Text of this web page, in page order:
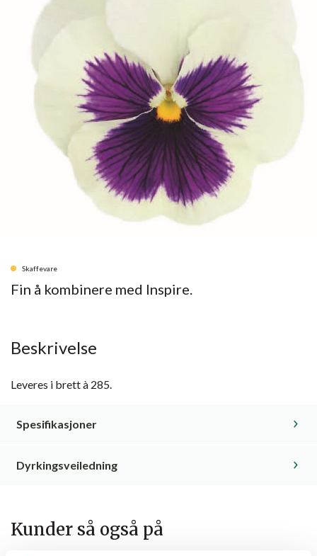
Skaffevare
Fin å kombinere med Inspire.
Beskrivelse
Leveres i brett à 285.
Spesifikasjoner
Dyrkingsveiledning
Kunder så også på